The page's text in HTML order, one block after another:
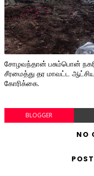
சோழவந்தான் பசும்பொன்
சீரமைத்து தர மாவட்ட
கோரிக்கை.
BLOGGER
NO